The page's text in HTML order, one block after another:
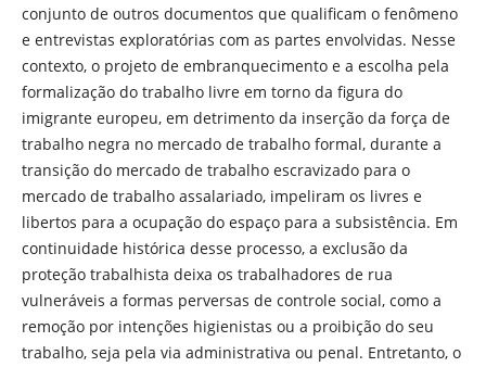
conjunto de outros documentos que qualificam o fenômeno
e entrevistas exploratórias com as partes envolvidas. Nesse
contexto, o projeto de embranquecimento e a escolha pela
formalização do trabalho livre em torno da figura do
imigrante europeu, em detrimento da inserção da força de
trabalho negra no mercado de trabalho formal, durante a
transição do mercado de trabalho escravizado para o
mercado de trabalho assalariado, impeliram os livres e
libertos para a ocupação do espaço para a subsistência. Em
continuidade histórica desse processo, a exclusão da
proteção trabalhista deixa os trabalhadores de rua
vulneráveis a formas perversas de controle social, como a
remoção por intenções higienistas ou a proibição do seu
trabalho, seja pela via administrativa ou penal. Entretanto, o